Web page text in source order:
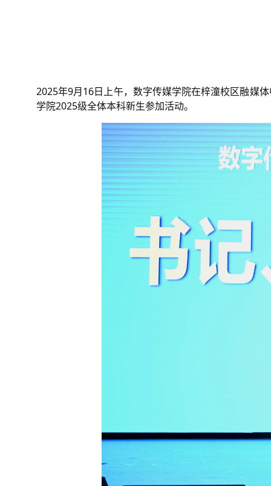
2025年9月16日上午，数字传媒学院在梓潼校区融媒
学院2025级全体本科新生参加活动。